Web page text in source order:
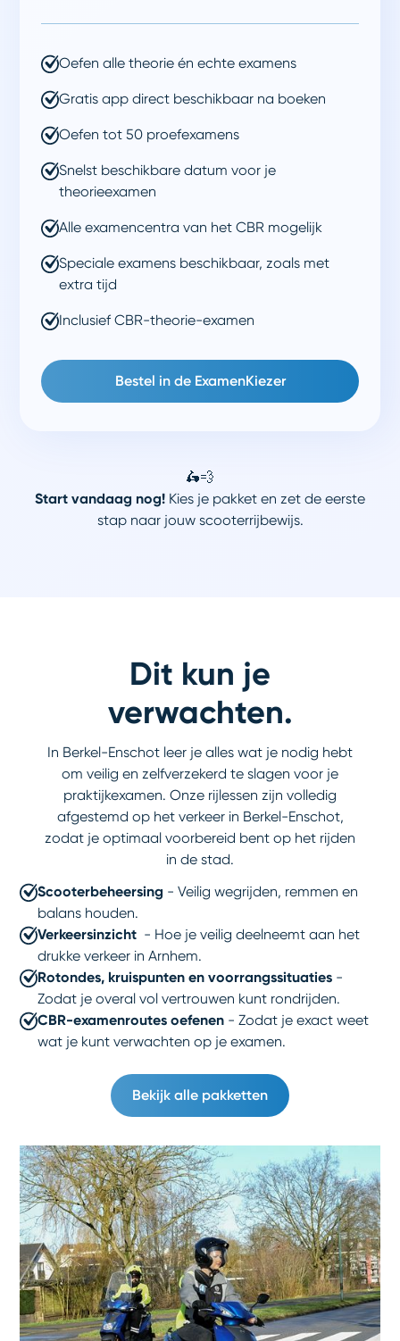
Oefen alle theorie én echte examens
Gratis app direct beschikbaar na boeken
Oefen tot 50 proefexamens
Snelst beschikbare datum voor je
theorieexamen
Alle examencentra van het CBR mogelijk
Speciale examens beschikbaar, zoals met
extra tijd
Inclusief CBR-theorie-examen
Bestel in de ExamenKiezer
🛵💨
Start vandaag nog! Kies je pakket en zet de eerste
stap naar jouw scooterrijbewijs.
Dit kun je
verwachten.
In Berkel-Enschot leer je alles wat je nodig hebt
om veilig en zelfverzekerd te slagen voor je
praktijkexamen. Onze rijlessen zijn volledig
afgestemd op het verkeer in Berkel-Enschot,
zodat je optimaal voorbereid bent op het rijden
in de stad.
Scooterbeheersing - Veilig wegrijden, remmen en
balans houden.
Verkeersinzicht - Hoe je veilig deelneemt aan het
drukke verkeer in Arnhem.
Rotondes, kruispunten en voorrangssituaties -
Zodat je overal vol vertrouwen kunt rondrijden.
CBR-examenroutes oefenen - Zodat je exact weet
wat je kunt verwachten op je examen.
Bekijk alle pakketten